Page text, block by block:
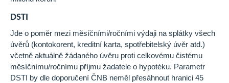
DSTI
Jde o poměr mezi měsíčními/ročními výdaji na splátky všech
úvěrů (kontokorent, kreditní karta, spotřebitelský úvěr atd.)
včetně aktuálně žádaného úvěru proti celkovému čistému
měsíčnímu/ročnímu příjmu žadatele o hypotéku. Parametr
DSTI by dle doporučení ČNB neměl přesáhnout hranici 45